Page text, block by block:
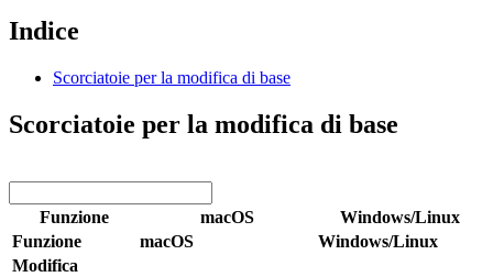
Indice
Scorciatoie per la modifica di base
Scorciatoie per la modifica di base
Funzione macOS
Windows/Linux
Funzione
macOS
Windows/Linux
Modifica